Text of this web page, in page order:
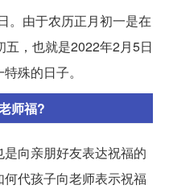
。由于农历正月初一是在
，也就是2022年2月5日
殊的日子。
师福?
向亲朋好友表达祝福的
代孩子向老师表示祝福